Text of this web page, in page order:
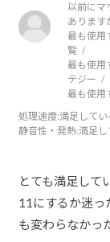
以前にマ
あります
最も使用
覧
最も使用
テジー
最も使用
処理速度:満足してい
静音性・発熱:満足し
とても満足して
11にするか迷っ
も変わらなかっ